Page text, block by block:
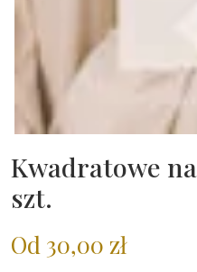
Kwadratowe
szt.
Od 30,00 zł